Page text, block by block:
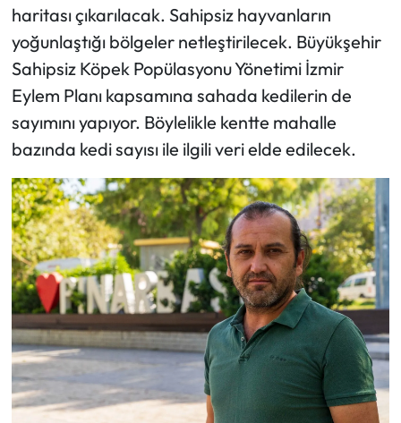
haritası çıkarılacak. Sahipsiz hayvanların
yoğunlaştığı bölgeler netleştirilecek. Büyükşehir
Sahipsiz Köpek Popülasyonu Yönetimi İzmir
Eylem Planı kapsamına sahada kedilerin de
sayımını yapıyor. Böylelikle kentte mahalle
bazında kedi sayısı ile ilgili veri elde edilecek.